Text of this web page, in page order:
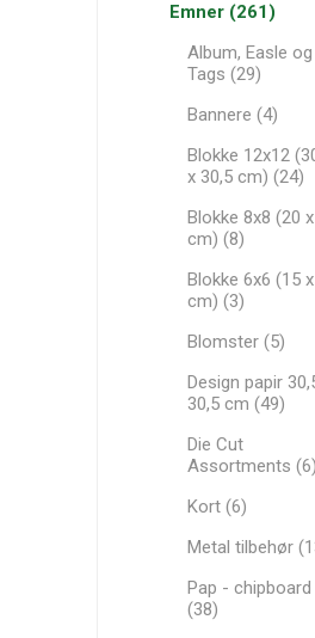
Emner (261)
Album, Easle og
Tags (29)
Bannere (4)
Blokke 12x12
x 30,5 cm) (24)
Blokke 8x8 (20
cm) (8)
Blokke 6x6 (15
cm) (3)
Blomster (5)
Design papir
30,5 cm (49)
Die Cut
Assortments (6)
Kort (6)
Metal tilbehør
Pap - chipboard
(38)